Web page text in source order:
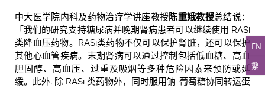
EN
繁
中大医学院内科及药物治疗学讲座教授陈重娥教授总结说：
「我们的研究支持糖尿病并晚期肾病患者可以继续使用 RASi
类降血压药物。RASi类药物不仅可以保护肾脏，还可以保护
其他心血管疾病。末期肾病可以通过控制包括低血糖、高血
胆固醇、高血压、过重及吸烟等多种危险因素来预防或延
缓。此外, 除 RASi 类药物外，同时服用钠-葡萄糖协同转运蛋